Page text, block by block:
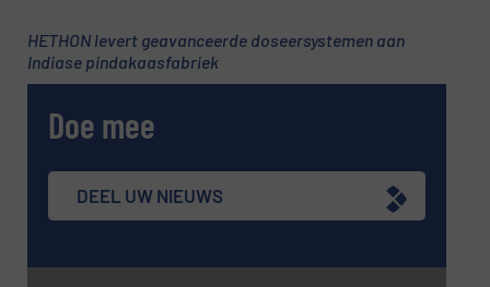
VERSTUREN
HETHON levert geavanceerde doseersystemen aan
Indiase pindakaasfabriek
Doe mee
DEEL UW NIEUWS